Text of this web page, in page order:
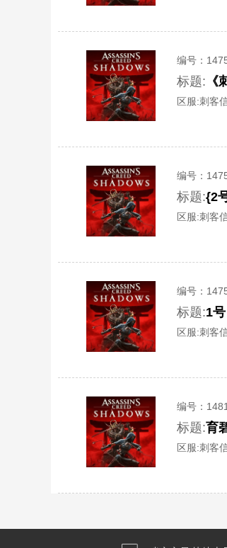
编号：
标题:
区服:刺客
编号：
标题:{2
区服:刺客
编号：
标题:
区服:刺客
编号：
标题:育
区服:刺客